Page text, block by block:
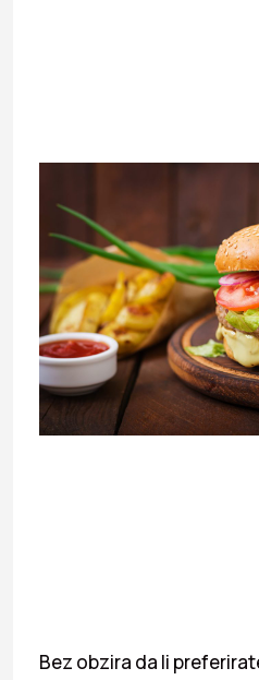
Bez obzira da li